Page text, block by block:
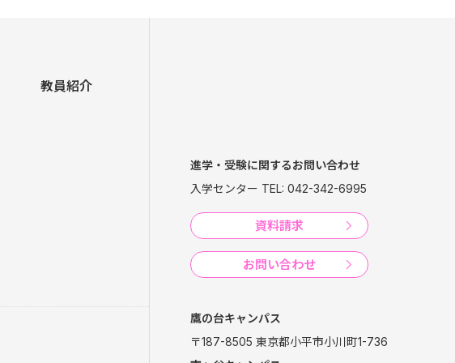
教員紹介
進学・受験に関するお問い合わせ
入学センター TEL: 042-342-6995
資料請求
お問い合わせ
鷹の台キャンパス
〒187-8505 東京都小平市小川町1-736